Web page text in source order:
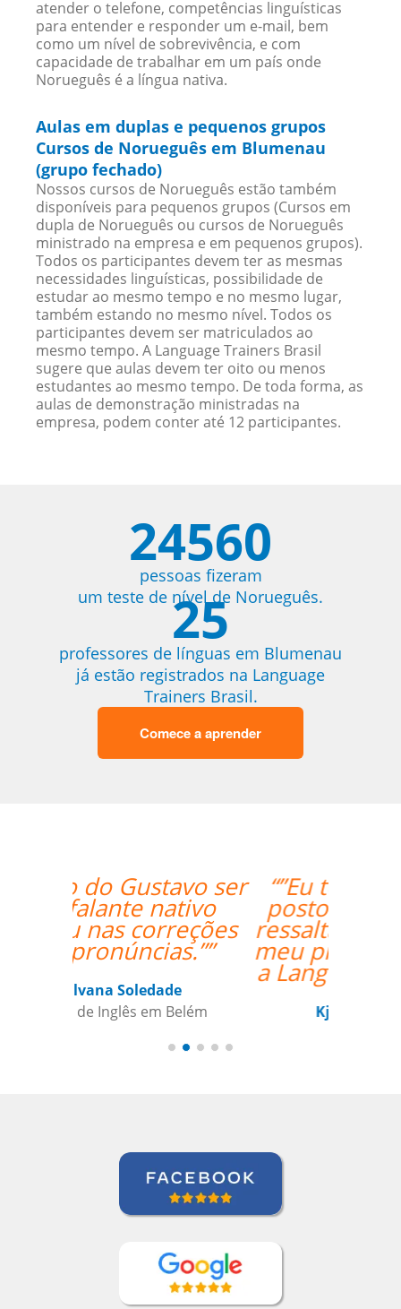
atender o telefone, competências linguísticas
para entender e responder um e-mail, bem
como um nível de sobrevivência, e com
capacidade de trabalhar em um país onde
Norueguês é a língua nativa.
Aulas em duplas e pequenos grupos
Cursos de Norueguês em Blumenau
(grupo fechado)
Nossos cursos de Norueguês estão também
disponíveis para pequenos grupos (Cursos em
dupla de Norueguês ou cursos de Norueguês
ministrado na empresa e em pequenos grupos).
Todos os participantes devem ter as mesmas
necessidades linguísticas, possibilidade de
estudar ao mesmo tempo e no mesmo lugar,
também estando no mesmo nível. Todos os
participantes devem ser matriculados ao
mesmo tempo. A Language Trainers Brasil
sugere que aulas devem ter oito ou menos
estudantes ao mesmo tempo. De toda forma, as
aulas de demonstração ministradas na
empresa, podem conter até 12 participantes.
24560
pessoas fizeram
um teste de nível de Norueguês.
25
professores de línguas em Blumenau
já estão registrados na Language
Trainers Brasil.
Comece a aprender
“”Eu tenho somente
postos positivo para
ressaltar a respeito do
meu professor Peter e
a Language Trainers.””
Kjersti Cubberley